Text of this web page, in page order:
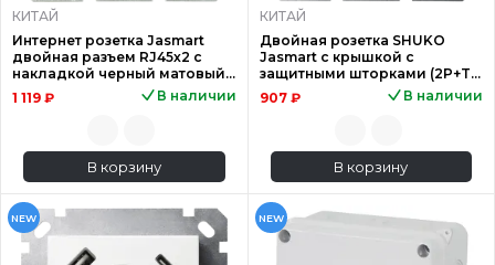
КИТАЙ
Интернет розетка Jasmart
двойная разъем RJ45х2 с
накладкой черный матовый
(soft touch) G6106PB
1 119 ₽ В наличии
В корзину
КИТАЙ
Двойная розетка SHUKO
Jasmart с крышкой с
защитными шторками (2P+T)
16A 250V G5505S
907 ₽ В наличии
В корзину
NEW NEW